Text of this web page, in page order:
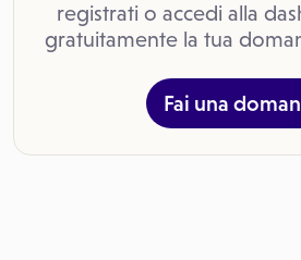
registrati o accedi alla
gratuitamente la tua
Fai una